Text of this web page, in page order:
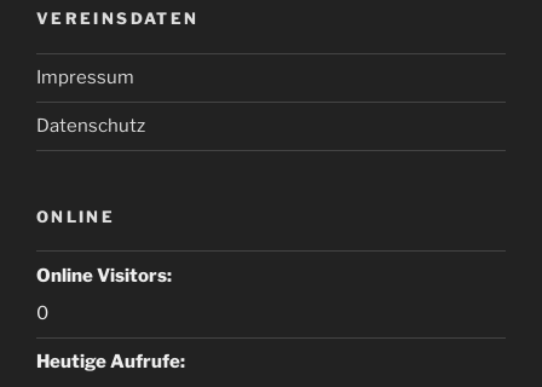
VEREINSDATEN
Impressum
Datenschutz
ONLINE
Online Visitors:
0
Heutige Aufrufe: